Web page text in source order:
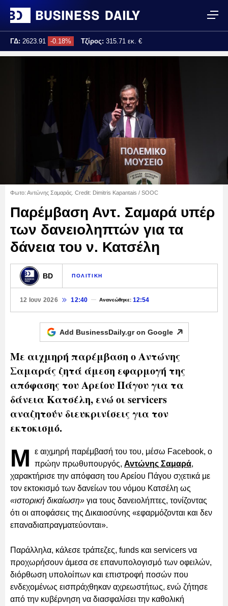
ΓΔ: 2623.91 -0.18% Τζίρος: 315.71 εκ. €
Φωτο: Αντώνης Σαμαράς. Credit: Dimitris Kapantais / SOOC
Παρέμβαση Αντ. Σαμαρά υπέρ
των δανειοληπτών για τα
δάνεια του ν. Κατσέλη
BD ΠΟΛΙΤΙΚΗ
12 Ιουν 2026 12:40 Ανανεώθηκε:12:54
Add BusinessDaily.gr on Google
Με αιχμηρή παρέμβαση ο Αντώνης
Σαμαράς ζητά άμεση εφαρμογή της
απόφασης του Αρείου Πάγου για τα
δάνεια Κατσέλη, ενώ οι servicers
αναζητούν διευκρινίσεις για τον
εκτοκισμό.
Μ
ε αιχμηρή παρέμβασή του του, μέσω Facebook, ο
πρώην πρωθυπουργός, Αντώνης Σαμαρά,
χαρακτήρισε την απόφαση του Αρείου Πάγου σχετικά με
τον εκτοκισμό των δανείων του νόμου Κατσέλη ως
«ιστορική δικαίωση» για τους δανειολήπτες, τονίζοντας
ότι οι αποφάσεις της Δικαιοσύνης «εφαρμόζονται και δεν
επαναδιαπραγματεύονται».
Παράλληλα, κάλεσε τράπεζες, funds και servicers να
προχωρήσουν άμεσα σε επανυπολογισμό των οφειλών,
διόρθωση υπολοίπων και επιστροφή ποσών που
ενδεχομένως εισπράχθηκαν αχρεωστήτως, ενώ ζήτησε
από την κυβέρνηση να διασφαλίσει την καθολική